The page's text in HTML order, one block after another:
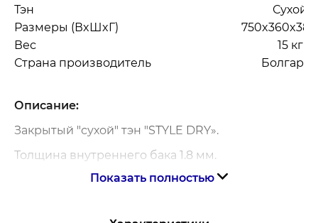
Тэн
Сухой
Размеры (ВxШxГ)
Вес
15 кг
Страна производитель
Болгария
Описание:
Закрытый "сухой" тэн "STYLE DRY».
Толщина внутреннего бака 1.8 мм.
Толщина теплоизоляции 20 мм.
Показать полностью